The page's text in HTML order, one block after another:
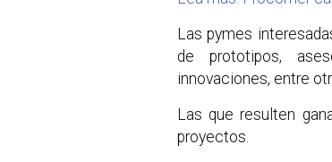
Las pymes
de prototipos,
innovaciones, entre
Las que resulten
proyectos.